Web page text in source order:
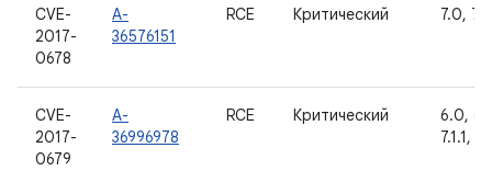
CVE-
2017-
0678
A-
36576151
RCE Критический 7.0,
CVE-
2017-
0679
A-
36996978
RCE Критический
6.0,
7.1.1,